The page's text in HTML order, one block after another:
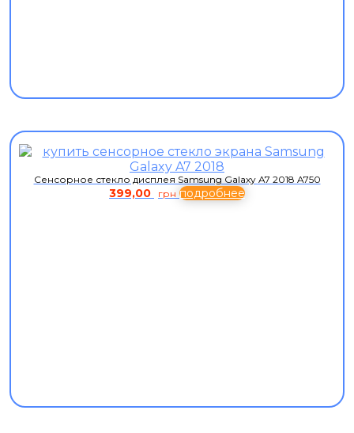
Сенсорное стекло дисплея Samsung Galaxy A7 2018 A750
399,00 грн подробнее